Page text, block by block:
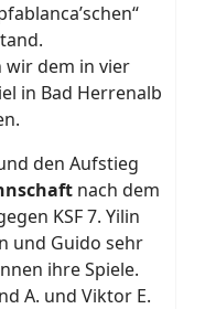
wir dem in vier
in Bad Herrenalb
den Aufstieg
nach dem
KSF 7. Yilin
und Guido sehr
ihre Spiele.
A. und Viktor E.